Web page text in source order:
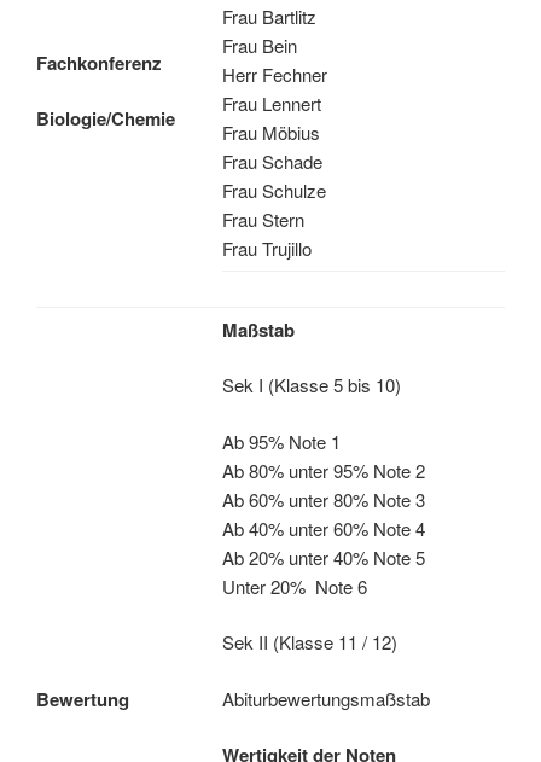
Fachkonferenz
Biologie/Chemie
Frau Bartlitz
Frau Bein
Herr Fechner
Frau Lennert
Frau Möbius
Frau Schade
Frau Schulze
Frau Stern
Frau Trujillo
Bewertung
Maßstab
Sek I (Klasse 5 bis 10)
Ab 95% Note 1
Ab 80% unter 95% Note 2
Ab 60% unter 80% Note 3
Ab 40% unter 60% Note 4
Ab 20% unter 40% Note 5
Unter 20% Note 6
Sek II (Klasse 11 / 12)
Abiturbewertungsmaßstab
Wertigkeit der Noten